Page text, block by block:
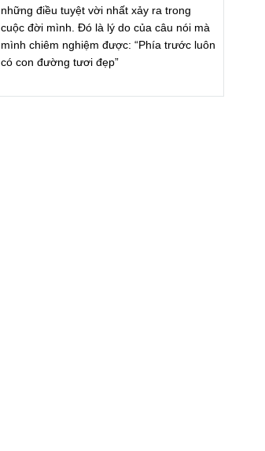
những điều tuyệt vời nhất xảy ra trong
cuộc đời mình. Đó là lý do của câu nói mà
mình chiêm nghiệm được: “Phía trước luôn
có con đường tươi đẹp”